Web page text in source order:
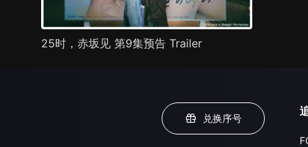
25时，赤坂见 第9集预告 Trailer
兑换序号